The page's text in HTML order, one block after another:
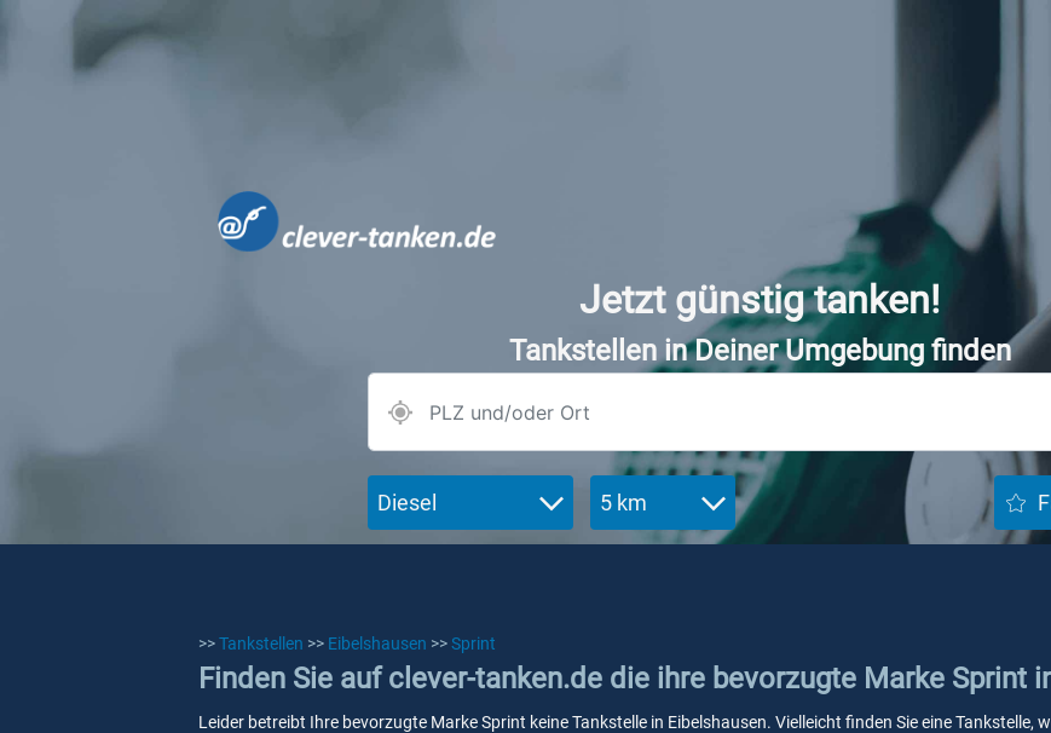
Jetzt günstig tanken!
Tankstellen in Deiner Umgebung finden
Diesel 5 km
>>Tankstellen >> Eibelshausen >>Sprint
Finden Sie auf clever-tanken.de die ihre bevorzugte Marke Sprint
Leider betreibt Ihre bevorzugte Marke Sprint keine Tankstelle in Eibelshausen. Vielleicht finden Sie eine Tankstelle,